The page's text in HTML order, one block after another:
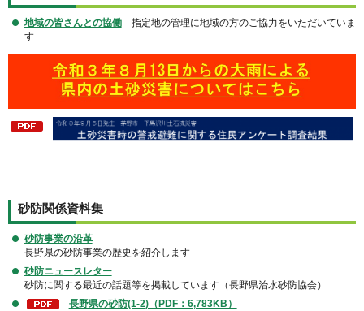
地域の皆さんとの協働指定地の管理に地域の方のご協力をいただいていま
す
砂防関係資料集
砂防事業の沿革
長野県の砂防事業の歴史を紹介します
砂防ニュースレター
砂防に関する最近の話題等を掲載しています（長野県治水砂防協会）
長野県の砂防(1-2)（PDF：6,783KB）